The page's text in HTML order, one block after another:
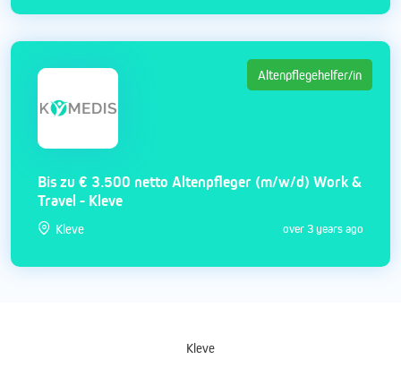
Altenpflegehelfer/in
Bis zu € 3.500 netto Altenpfleger (m/w/d) Work &
Travel - Kleve
Kleve over 3 years ago
Kleve